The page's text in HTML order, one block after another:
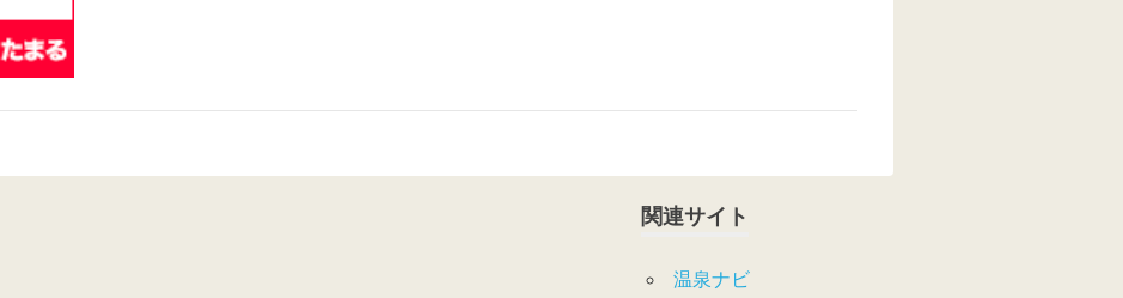
関連サイト
温泉ナビ